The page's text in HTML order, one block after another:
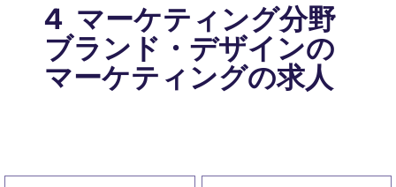
4 マーケティング分野
ブランド・デザインの
マーケティングの求人